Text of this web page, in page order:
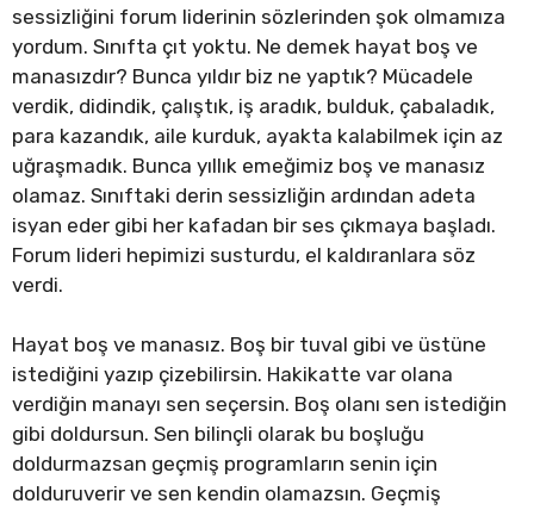
sessizliğini forum liderinin sözlerinden şok olmamıza
yordum. Sınıfta çıt yoktu. Ne demek hayat boş ve
manasızdır? Bunca yıldır biz ne yaptık? Mücadele
verdik, didindik, çalıştık, iş aradık, bulduk, çabaladık,
para kazandık, aile kurduk, ayakta kalabilmek için az
uğraşmadık. Bunca yıllık emeğimiz boş ve manasız
olamaz. Sınıftaki derin sessizliğin ardından adeta
isyan eder gibi her kafadan bir ses çıkmaya başladı.
Forum lideri hepimizi susturdu, el kaldıranlara söz
verdi.
Hayat boş ve manasız. Boş bir tuval gibi ve üstüne
istediğini yazıp çizebilirsin. Hakikatte var olana
verdiğin manayı sen seçersin. Boş olanı sen istediğin
gibi doldursun. Sen bilinçli olarak bu boşluğu
doldurmazsan geçmiş programların senin için
dolduruverir ve sen kendin olamazsın. Geçmiş